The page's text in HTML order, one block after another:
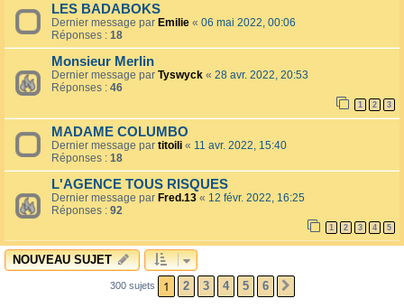
LES BADABOKS
Dernier message par Emilie « 06 mai 2022, 00:06
Réponses : 18
Monsieur Merlin
Dernier message par Tyswyck « 28 avr. 2022, 20:53
Réponses : 46
1 2 3
MADAME COLUMBO
Dernier message par titoili « 11 avr. 2022, 15:40
Réponses : 18
L'AGENCE TOUS RISQUES
Dernier message par Fred.13 « 12 févr. 2022, 16:25
Réponses : 92
1 2 3 4 5
NOUVEAU SUJET
300 sujets 1 2 3 4 5 6